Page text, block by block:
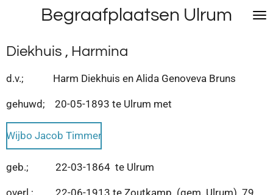
naar
de
hoofdinhoud
Begraafplaatsen Ulrum
Diekhuis , Harmina
d.v.; Harm Diekhuis en Alida Genoveva Bruns
gehuwd; 20-05-1893 te Ulrum met
Wijbo Jacob Timmer
geb.; 22-03-1864 te Ulrum
overl.; 22-06-1913 te Zoutkamp (gem. Ulrum) 79